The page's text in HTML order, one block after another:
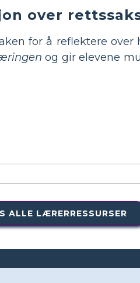
over
for å reflektere
og gir elevene
ALLE LÆRERRESSURSER